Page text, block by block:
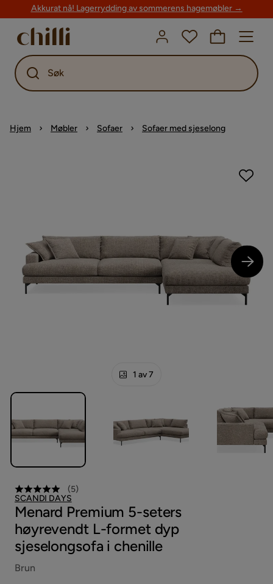
Akkurat nå! Lagerrydding av sommerens hagemøbler →
Søk
Hjem Møbler Sofaer Sofaer med sjeselong
1 av 7
(5)
SCANDI DAYS
Menard Premium 5-seters
høyrevendt L-formet dyp
sjeselongsofa i chenille
Brun